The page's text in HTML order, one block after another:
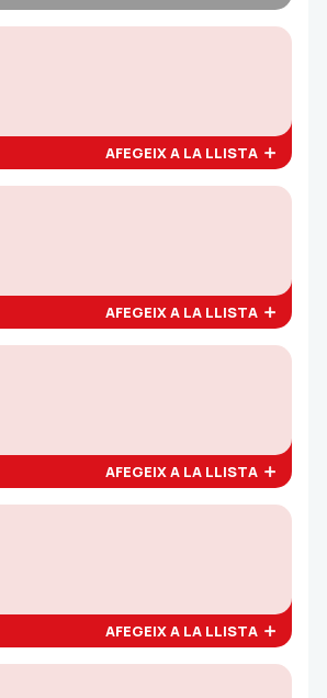
AFEGEIX A LA LLISTA
AFEGEIX A LA LLISTA
AFEGEIX A LA LLISTA
AFEGEIX A LA LLISTA